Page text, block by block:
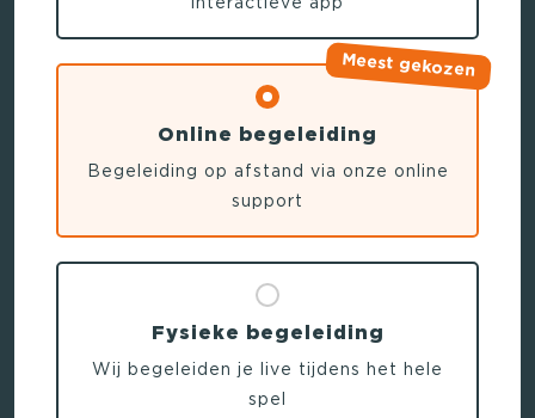
interactieve app
Meest gekozen
Online begeleiding
Begeleiding op afstand via onze online
support
Fysieke begeleiding
Wij begeleiden je live tijdens het hele
spel